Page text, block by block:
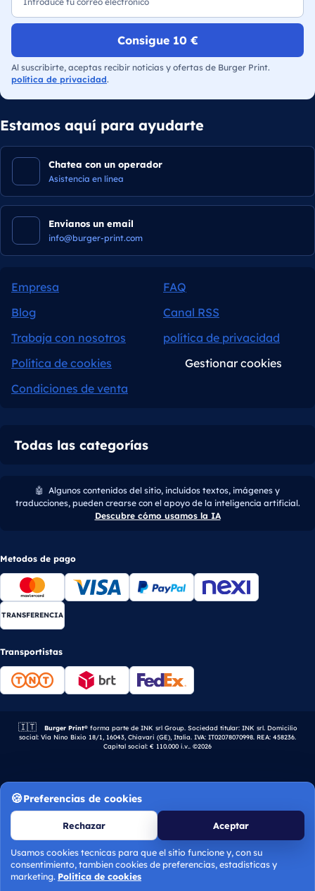
Consigue 10 €
Al suscribirte, aceptas recibir noticias y ofertas de Burger Print.
política de privacidad.
Estamos aquí para ayudarte
Chatea con un operador
Asistencia en línea
Envianos un email
info@burger-print.com
Empresa
FAQ
Blog
Canal RSS
Trabaja con nosotros
política de privacidad
Política de cookies
Gestionar cookies
Condiciones de venta
Todas las categorías
🤖 Algunos contenidos del sitio, incluidos textos, imágenes y
traducciones, pueden crearse con el apoyo de la inteligencia artificial.
Descubre cómo usamos la IA
Metodos de pago
TRANSFERENCIA
Transportistas
🇮🇹 Empresa italiana.
Burger Print®forma parte de INK srl Group. Sociedad titular: INK srl. Domicilio
social: Via Nino Bixio 18/1, 16043, Chiavari (GE), Italia. IVA: IT02078070998. REA: 458236.
Capital social: € 110.000 i.v.. ©2026
Preferencias de cookies
Rechazar Aceptar
Usamos cookies tecnicas para que el sitio funcione y, con su
consentimiento, tambien cookies de preferencias, estadisticas y
marketing. Politica de cookies
Calcular presupuesto